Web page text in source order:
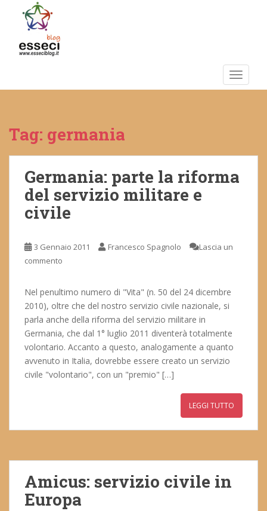
m
Tag: germania
Germania: parte la riforma
del servizio militare e
civile
3 Gennaio 2011 Francesco Spagnolo
Lascia un
commento
Nel penultimo numero di "Vita" (n. 50 del 24 dicembre
2010), oltre che del nostro servizio civile nazionale, si
parla anche della riforma del servizio militare in
Germania, che dal 1° luglio 2011 diventerà totalmente
volontario. Accanto a questo, analogamente a quanto
avvenuto in Italia, dovrebbe essere creato un servizio
civile "volontario", con un "premio" […]
LEGGI TUTTO
Amicus: servizio civile in
Europa